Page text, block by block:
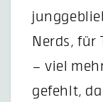
Nerds, für
– viel
gefehlt,